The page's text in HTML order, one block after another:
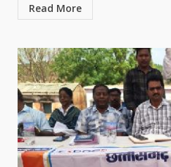
Read More